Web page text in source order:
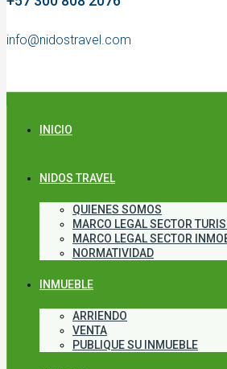
info@nidostravel.com
INICIO
NIDOS TRAVEL
QUIENES SOMOS
MARCO LEGAL SECTOR
MARCO LEGAL SECTOR
NORMATIVIDAD
INMUEBLE
ARRIENDO
VENTA
PUBLIQUE SU INMUEBLE